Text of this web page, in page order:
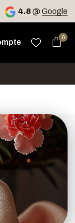
4.8@ Google
Appuyez 0